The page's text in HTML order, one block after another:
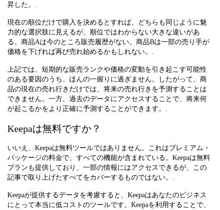
昇した。.
現在の順位だけで購入を決めるとすれば、どちらも同じように魅
力的な選択肢に見えるが、順位ではわからない大きな違いがあ
る。商品Aは今のところ販売履歴がない。商品Bは一部の売り手が
価格を下げれば再び売れ始めるかもしれない。.
上記では、短期的な販売ランクや価格の変動を引き起こす可能性
のある要因のうち、ほんの一握りに過ぎません。したがって、商
品の現在の売れ行きだけでは、将来の売れ行きを予測することは
できません。一方、過去のデータにアクセスすることで、将来何
が起こるかをより正確に予測することができます。.
Keepaは無料ですか？
いいえ、Keepaは無料ツールではありません。これはプレミアム・
パッケージの料金で、すべての機能が含まれている。Keepaは無料
プランも提供しており、一部の情報にはアクセスできるが、この
記事で取り上げたすべてをカバーするものではない。.
Keepaが提供するデータを考慮すると、Keepaはあなたのビジネス
にとって本当に低コストのツールです。Keepaを利用することで、